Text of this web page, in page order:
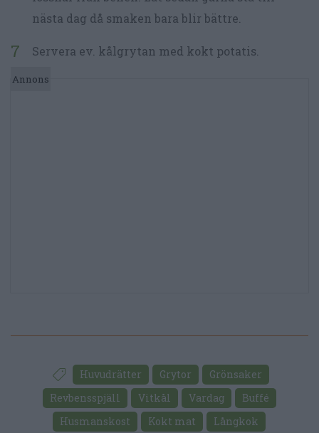
nästa dag då smaken bara blir bättre.
Servera ev. kålgrytan med kokt potatis.
Huvudrätter Grytor
Grönsaker
Revbensspjäll
Vitkål Vardag
Buffé
Husmanskost
Kokt mat Långkok